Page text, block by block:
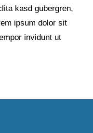
kasd gubergren,
ipsum dolor sit
invidunt ut